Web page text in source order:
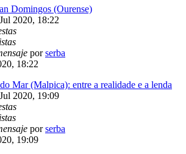
Domingos (Ourense)
2020, 18:22
porserba
18:22
Mar (Malpica): entre a realidade e a lenda
2020, 19:09
porserba
19:09